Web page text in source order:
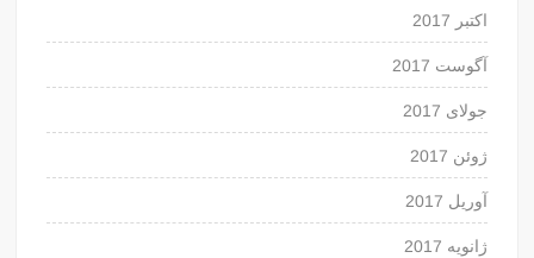
اکتبر 2017
آگوست 2017
جولای 2017
ژوئن 2017
آوریل 2017
ژانویه 2017